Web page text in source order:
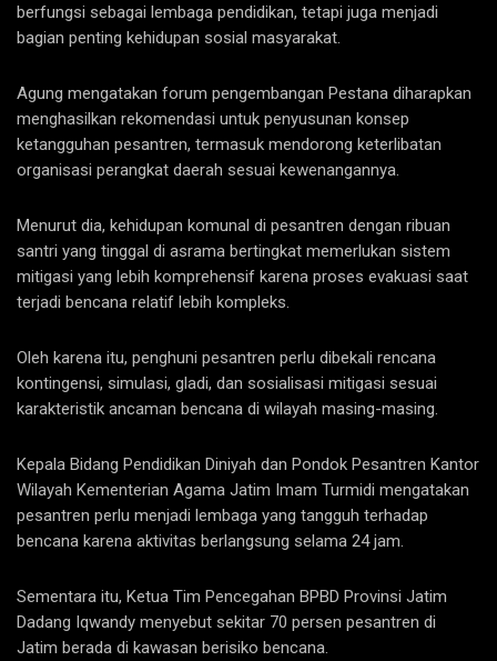
berfungsi sebagai lembaga pendidikan, tetapi juga menjadi
bagian penting kehidupan sosial masyarakat.
Agung mengatakan forum pengembangan Pestana diharapkan
menghasilkan rekomendasi untuk penyusunan konsep
ketangguhan pesantren, termasuk mendorong keterlibatan
organisasi perangkat daerah sesuai kewenangannya.
Menurut dia, kehidupan komunal di pesantren dengan ribuan
santri yang tinggal di asrama bertingkat memerlukan sistem
mitigasi yang lebih komprehensif karena proses evakuasi saat
terjadi bencana relatif lebih kompleks.
Oleh karena itu, penghuni pesantren perlu dibekali rencana
kontingensi, simulasi, gladi, dan sosialisasi mitigasi sesuai
karakteristik ancaman bencana di wilayah masing-masing.
Kepala Bidang Pendidikan Diniyah dan Pondok Pesantren Kantor
Wilayah Kementerian Agama Jatim Imam Turmidi mengatakan
pesantren perlu menjadi lembaga yang tangguh terhadap
bencana karena aktivitas berlangsung selama 24 jam.
Sementara itu, Ketua Tim Pencegahan BPBD Provinsi Jatim
Dadang Iqwandy menyebut sekitar 70 persen pesantren di
Jatim berada di kawasan berisiko bencana.